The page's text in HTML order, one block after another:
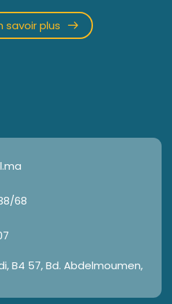
savoir plus
68
B4 57, Bd. Abdelmoumen,